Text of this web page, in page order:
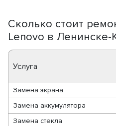
Сколько стоит
Lenovo в Ленинске-
Услуга
Замена экрана
Замена аккумулятора
Замена стекла